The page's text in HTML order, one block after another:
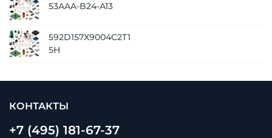
53AAA-B24-A13
592D157X9004C2T1
5H
КОНТАКТЫ
+7 (495) 181-67-37